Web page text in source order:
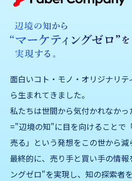
面白いコト・モノ・オリジナリ
ら生まれてきました。
私たちは世間から気付かれなか
="辺境の知"に目を向けることで
売る」 という発想をこの世から減
最終的に、売り手と買い手の情
ングゼロ"を実現し、知の探索者